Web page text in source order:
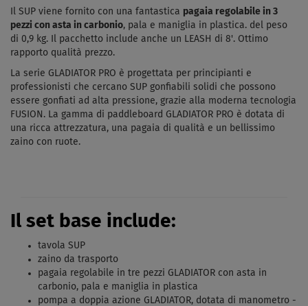
Il SUP viene fornito con una fantastica pagaia regolabile in 3
pezzi con asta in carbonio, pala e maniglia in plastica. del peso
di 0,9 kg. Il pacchetto include anche un LEASH di 8'. Ottimo
rapporto qualità prezzo.
La serie GLADIATOR PRO è progettata per principianti e
professionisti che cercano SUP gonfiabili solidi che possono
essere gonfiati ad alta pressione, grazie alla moderna tecnologia
FUSION. La gamma di paddleboard GLADIATOR PRO è dotata di
una ricca attrezzatura, una pagaia di qualità e un bellissimo
zaino con ruote.
Il set base include:
tavola SUP
zaino da trasporto
pagaia regolabile in tre pezzi GLADIATOR con asta in
carbonio, pala e maniglia in plastica
pompa a doppia azione GLADIATOR, dotata di manometro -